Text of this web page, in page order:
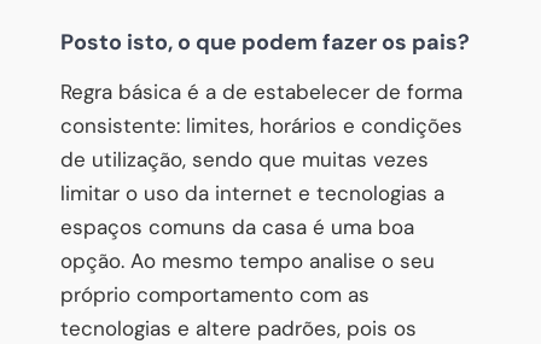
Posto isto, o que podem fazer os pais?
Regra básica é a de estabelecer de forma
consistente: limites, horários e condições
de utilização, sendo que muitas vezes
limitar o uso da internet e tecnologias a
espaços comuns da casa é uma boa
opção. Ao mesmo tempo analise o seu
próprio comportamento com as
tecnologias e altere padrões, pois os